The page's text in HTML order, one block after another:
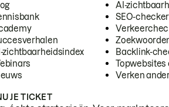
zichtbaarheidsindex
AI-
SEO-checker
Backlink-
Topwebsites
Verken
JE TICKET